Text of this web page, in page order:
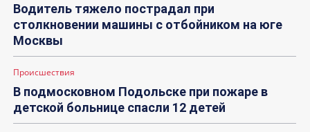
Водитель тяжело пострадал при
столкновении машины с отбойником на юге
Москвы
Происшествия
В подмосковном Подольске при пожаре в
детской больнице спасли 12 детей